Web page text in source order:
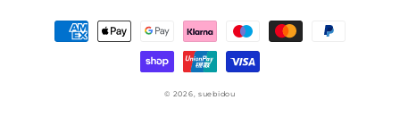
Zahlungsmethoden
© 2026, suebidou